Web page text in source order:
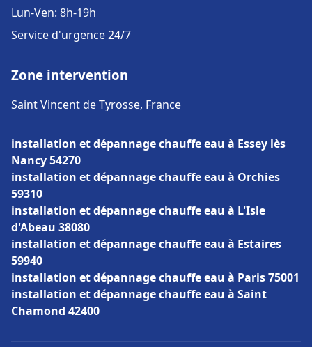
Lun-Ven: 8h-19h
Service d'urgence 24/7
Zone intervention
Saint Vincent de Tyrosse, France
installation et dépannage chauffe eau à Essey lès
Nancy 54270
installation et dépannage chauffe eau à Orchies
59310
installation et dépannage chauffe eau à L'Isle
d'Abeau 38080
installation et dépannage chauffe eau à Estaires
59940
installation et dépannage chauffe eau à Paris 75001
installation et dépannage chauffe eau à Saint
Chamond 42400